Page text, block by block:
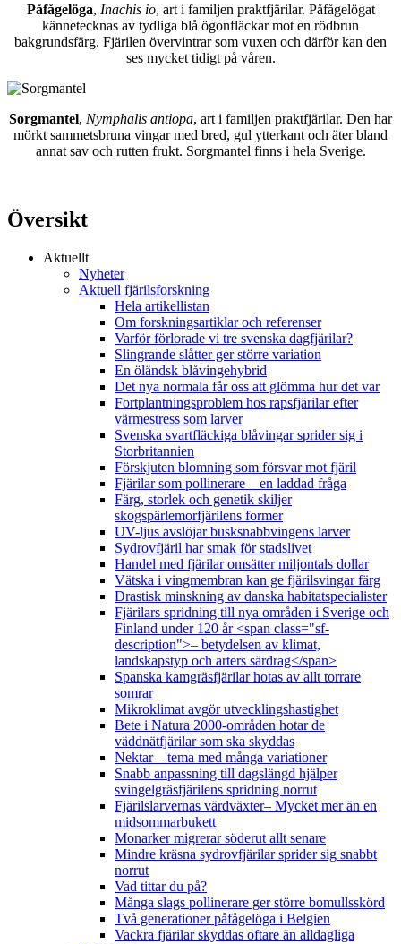
Påfågelöga, Inachis io, art i familjen praktfjärilar. Påfågelögat
kännetecknas av tydliga blå ögonfläckar mot en rödbrun
bakgrundsfärg. Fjärilen övervintrar som vuxen och därför kan den
ses mycket tidigt på våren.
Sorgmantel, Nymphalis antiopa, art i familjen praktfjärilar. Den har
mörkt sammetsbruna vingar med bred, gul ytterkant och äter bland
annat sav och rutten frukt. Sorgmantel finns i hela Sverige.
Översikt
Aktuellt
Nyheter
Aktuell fjärilsforskning
Hela artikellistan
Om forskningsartiklar och referenser
Varför förlorade vi tre svenska dagfjärilar?
Slingrande slåtter ger större variation
En öländsk blåvingehybrid
Det nya normala får oss att glömma hur det var
Fortplantningsproblem hos rapsfjärilar efter
värmestress som larver
Svenska svartfläckiga blåvingar sprider sig i
Storbritannien
Förskjuten blomning som försvar mot fjäril
Fjärilar som pollinerare – en laddad fråga
Färg, storlek och genetik skiljer
skogspärlemorfjärilens former
UV-ljus avslöjar busksnabbvingens larver
Sydrovfjäril har smak för stadslivet
Handel med fjärilar omsätter miljontals dollar
Vätska i vingmembran kan ge fjärilsvingar färg
Drastisk minskning av danska habitatspecialister
Fjärilars spridning till nya områden i Sverige och
Finland under 120 år <span class="sf-
description">– betydelsen av klimat,
landskapstyp och arters särdrag</span>
Spanska kamgräsfjärilar hotas av allt torrare
somrar
Mikroklimat avgör utvecklingshastighet
Bete i Natura 2000-områden hotar de
väddnätfjärilar som ska skyddas
Nektar – tema med många variationer
Snabb anpassning till dagslängd hjälper
svingelgräsfjärilens spridning norrut
Fjärilslarvernas värdväxter– Mycket mer än en
midsommarbukett
Monarker migrerar söderut allt senare
Mindre kräsna sydrovfjärilar sprider sig snabbt
norrut
Vad tittar du på?
Många slags pollinerare ger större bomullsskörd
Två generationer påfågelöga i Belgien
Vackra fjärilar skyddas oftare än alldagliga